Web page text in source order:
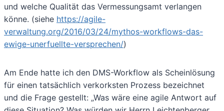
und welche Qualität das Vermessungsamt verlangen
könne. (siehe https://agile-
verwaltung.org/2016/03/24/mythos-workflows-das-
ewige-unerfuellte-versprechen/)
Am Ende hatte ich den DMS-Workflow als Scheinlösung
für einen tatsächlich verkorksten Prozess bezeichnet
und die Frage gestellt: „Was wäre eine agile Antwort auf